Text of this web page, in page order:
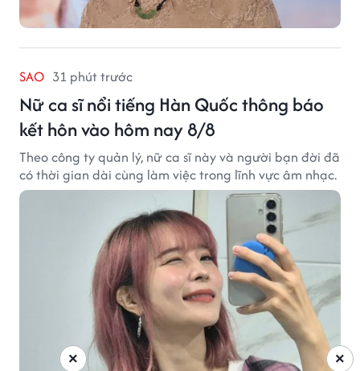
SAO 31 phút trước
Nữ ca sĩ nổi tiếng Hàn Quốc thông báo
kết hôn vào hôm nay 8/8
Theo công ty quản lý, nữ ca sĩ này và người bạn đời đã
có thời gian dài cùng làm việc trong lĩnh vực âm nhạc.
×
×